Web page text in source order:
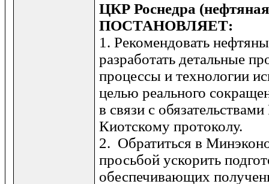
ЦКР Роснедра (нефтяная
ПОСТАНОВЛЯЕТ:
1. Рекомендовать
разработать детальные
процессы и техно­логии
целью реального
в связи с
Киотскому протоколу.
2. Обратиться в
просьбой ускорить
обеспечивающих